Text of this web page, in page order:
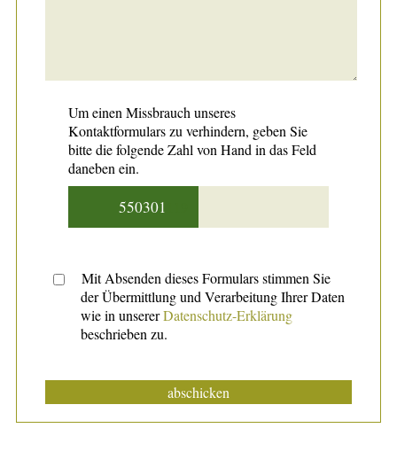
Um einen Missbrauch unseres
Kontaktformulars zu verhindern, geben Sie
bitte die folgende Zahl von Hand in das Feld
daneben ein.
550301
Mit Absenden dieses Formulars stimmen Sie
der Übermittlung und Verarbeitung Ihrer Daten
wie in unsererDatenschutz-Erklärung
beschrieben zu.